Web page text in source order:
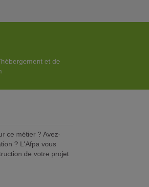
et de
ce métier ? Avez-
? L'Afpa vous
de votre projet